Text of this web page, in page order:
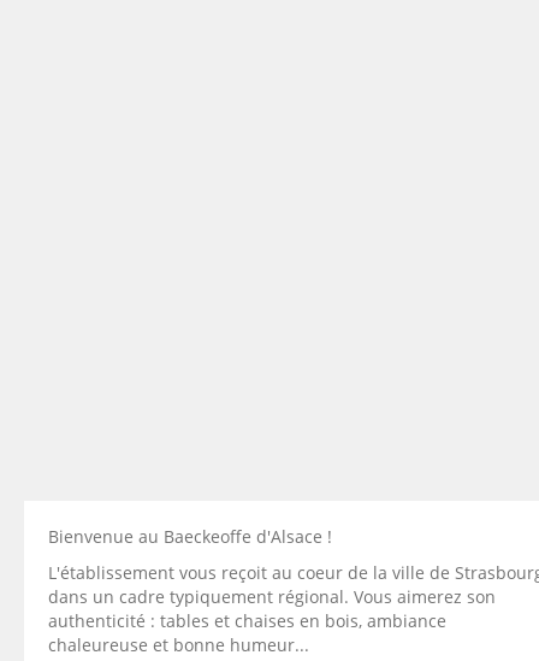
Bienvenue au Baeckeoffe d'Alsace !
L'établissement vous reçoit au coeur de la ville de
dans un cadre typiquement régional. Vous aimerez son
authenticité : tables et chaises en bois, ambiance
chaleureuse et bonne humeur...